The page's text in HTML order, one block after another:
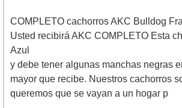
COMPLETO cachorros AKC Bulldog
Usted recibirá AKC COMPLETO Esta
Azul
y debe tener algunas manchas negras
mayor que recibe. Nuestros cachorros
queremos que se vayan a un hogar p